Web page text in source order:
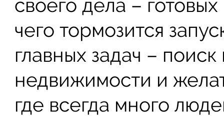
своего дела –
чего тормозится
главных задач –
недвижимости и
где всегда много